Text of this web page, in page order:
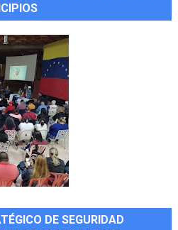
DE SEGURIDAD